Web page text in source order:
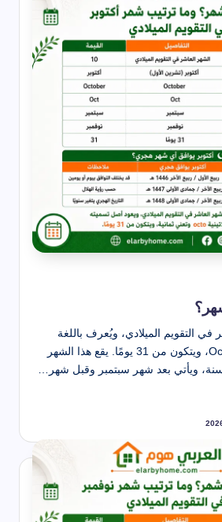
في التقويم الميلادي، ويُعرف باللغة
الإنجليزية باسم October، ويتكون من 31 يومًا. يقع هذا الشهر
ويأتي بعد شهر سبتمبر وقبل شهر…